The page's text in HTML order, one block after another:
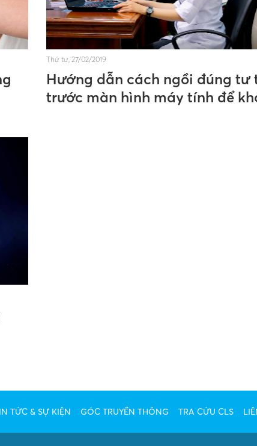
Thứ tư, 27/02/2019
Hướng dẫn cách ngồi đúng tư
trước màn hình máy tính để
TỨC & SỰ KIỆN GÓC TRUYỀN THÔNG TRA CỨU CLS